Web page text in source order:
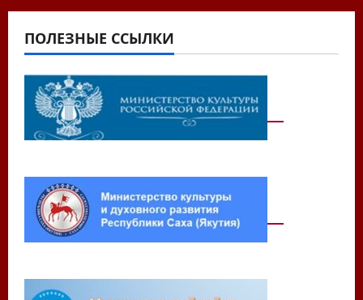
ПОЛЕЗНЫЕ ССЫЛКИ